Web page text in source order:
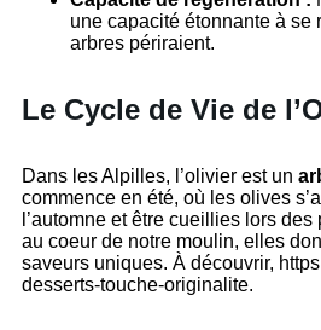
une capacité étonnante à se
arbres périraient.
Le Cycle de Vie de
Dans les Alpilles, l’olivier est un
commence en été, où les olives
l’automne et être cueillies lors
au coeur de notre moulin, elles
saveurs uniques. À découvrir,
desserts-touche-originalite.